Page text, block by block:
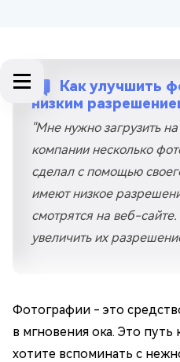
Как улучшить
низким
"Мне нужно загрузить
компании несколько
сделал с помощью
имеют низкое
смотрятся на веб-
увеличить их
Фотографии - это
в мгновения ока. Это
хотите вспоминать с